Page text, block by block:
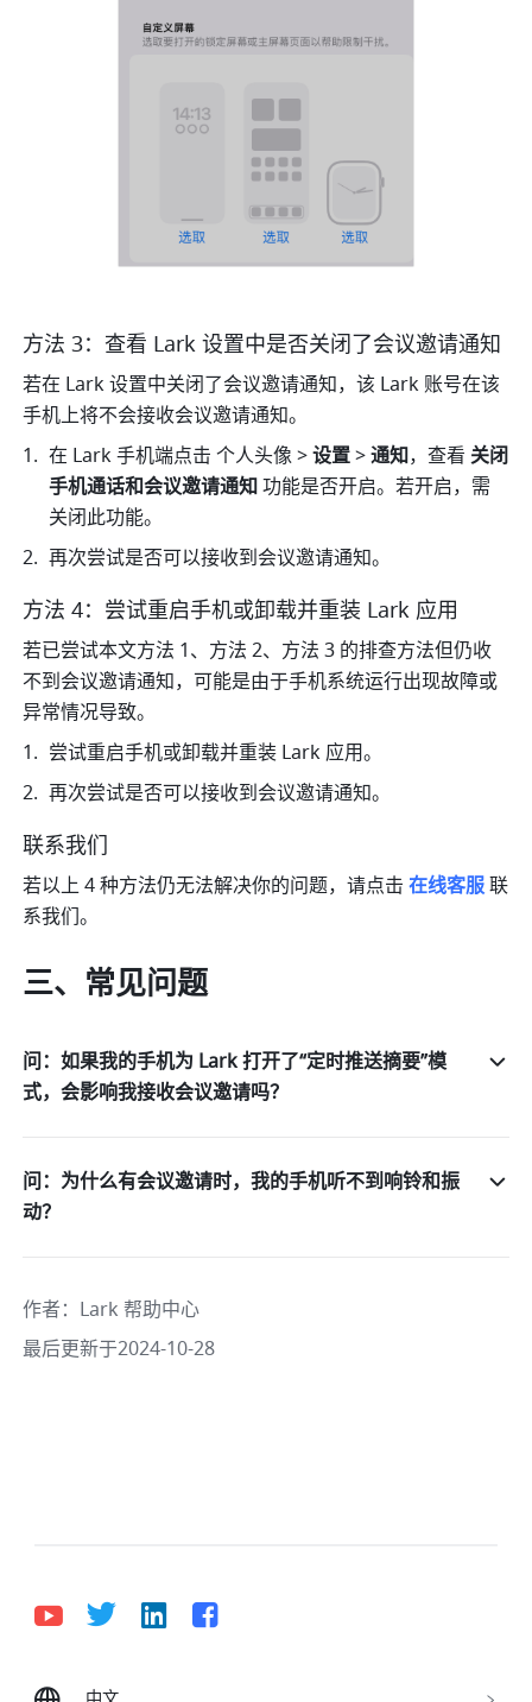
方法 3：查看 Lark 设置中是否关闭了会议邀请通知
若在 Lark 设置中关闭了会议邀请通知，该 Lark 账号在该
手机上将不会接收会议邀请通知。
在 Lark 手机端点击 个人头像 > 设置 > 通知，查看 关闭
手机通话和会议邀请通知 功能是否开启。若开启，需
关闭此功能。
再次尝试是否可以接收到会议邀请通知。
方法 4：尝试重启手机或卸载并重装 Lark 应用
若已尝试本文方法 1、方法 2、方法 3 的排查方法但仍收
不到会议邀请通知，可能是由于手机系统运行出现故障或
异常情况导致。
尝试重启手机或卸载并重装 Lark 应用。
再次尝试是否可以接收到会议邀请通知。
联系我们
若以上 4 种方法仍无法解决你的问题，请点击 在线客服联
系我们。
三、常见问题
问：如果我的手机为 Lark 打开了“定时推送摘要”模
式，会影响我接收会议邀请吗？
问：为什么有会议邀请时，我的手机听不到响铃和振
动？
作者： Lark 帮助中心
最后更新于2024-10-28